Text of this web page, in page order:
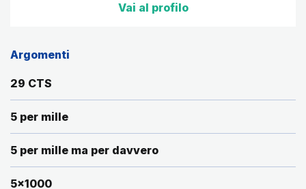
Vai al profilo
Argomenti
29 CTS
5 per mille
5 per mille ma per davvero
5x1000